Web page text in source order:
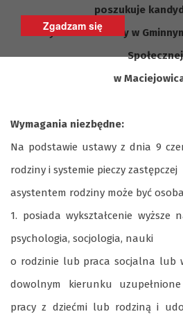
Zgadzam się
poszukuje
asystenta rodziny w
Społecznej
w
Wymagania niezbędne:
Na podstawie ustawy z dnia 9
rodziny i systemie pieczy zastępczej
asystentem rodziny może być
1. posiada wykształcenie wyższe
psychologia, socjologia, nauki
o rodzinie lub praca socjalna lub
dowolnym kierunku
pracy z dziećmi lub rodziną i